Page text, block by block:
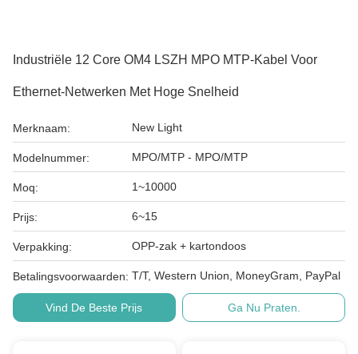
Industriële 12 Core OM4 LSZH MPO MTP-Kabel Voor
Ethernet-Netwerken Met Hoge Snelheid
Merknaam: New Light
Modelnummer: MPO/MTP - MPO/MTP
Moq: 1~10000
Prijs: 6~15
Verpakking: OPP-zak + kartondoos
Betalingsvoorwaarden: T/T, Western Union, MoneyGram, PayPal
Vind De Beste Prijs Ga Nu Praten.